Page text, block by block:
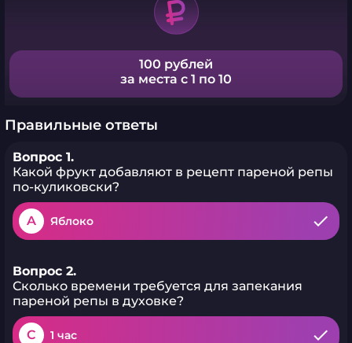
100 рублей
за места с 1 по 10
Правильные ответы
Вопрос 1.
Какой фрукт добавляют в рецепт пареной репы
по-куликовски?
A Яблоко
Вопрос 2.
Сколько времени требуется для запекания
пареной репы в духовке?
C 1 час